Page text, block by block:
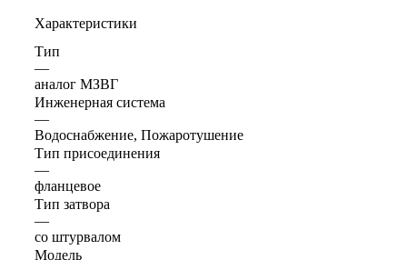
Характеристики
Тип
—
аналог МЗВГ
Инженерная система
—
Водоснабжение, Пожаротушение
Тип присоединения
—
фланцевое
Тип затвора
—
со штурвалом
Модель